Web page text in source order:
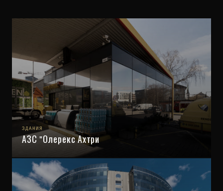
ЗДАНИЯ
АЗС "Олерекс Ахтри